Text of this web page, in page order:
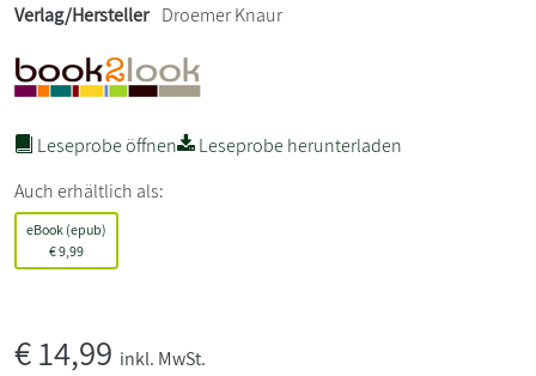
Verlag/Hersteller Droemer Knaur
Leseprobe öffnen
Leseprobe herunterladen
Auch erhältlich als:
eBook (epub)
€9,99
€14,99 inkl. MwSt.